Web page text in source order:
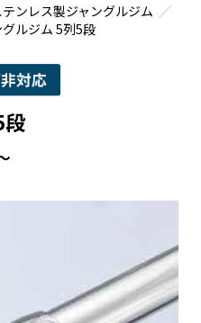
テンレス製ジャングルジム
グルジム 5列5段
段